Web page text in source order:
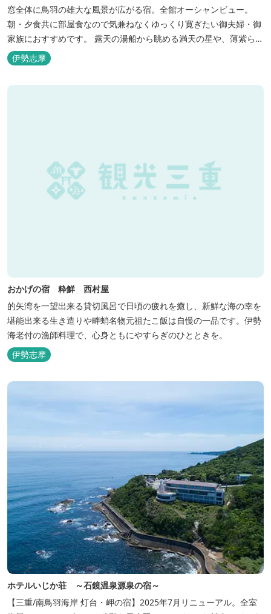
窓全体に鳥羽の雄大な風景が広がる宿。全館オーシャンビュー。
朝・夕食共に部屋食なので気兼ねなくゆっくり寛ぎたい御夫婦・御
家族におすすめです。 露天の湯船から眺める満天の星や、薄紫ら染
まる朝の海は一見の価値有。夕食は旬の素材を大釜で蒸し上げる名
物「五右衛門蒸し」、鯛や伊勢海老の舟盛りに海鮮鍋も。
伊勢志摩
おかげの宿 粋鮮 西村屋
的矢湾を一望出来る貸切風呂で日頃の疲れを癒し、新鮮な海の幸を
堪能出来る生き造りや畔蛸名物元祖たこ飯は自慢の一品です。伊勢
海老付の漁師料理で、心身ともにやすらぎのひとときを。
伊勢志摩
ホテルいじか荘 ～石鏡温泉源泉の宿～
【三重/南鳥羽海岸 灯台・岬の宿】2025年7月リニューアル。全室